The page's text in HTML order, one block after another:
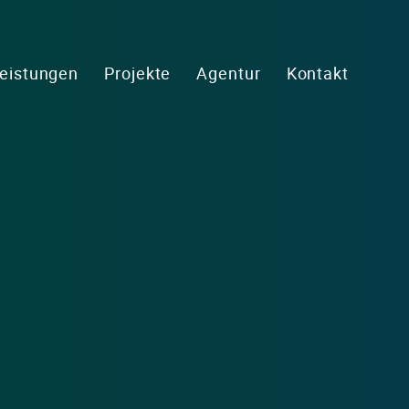
Projekte Agentur Kontakt